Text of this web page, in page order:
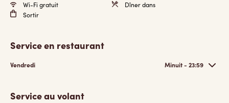
Wi-Fi gratuit
Dîner dans
Sortir
Service en restaurant
Vendredi Minuit - 23:59
Service au volant